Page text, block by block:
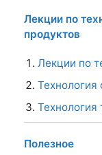
Лекции по
продуктов
Лекции по
Технология
Полезное